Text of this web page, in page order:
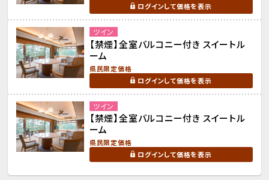
ログインして価格を表示
ツイン
【禁煙】全室バルコニー付き スイートル
ーム
県民限定価格
ログインして価格を表示
ツイン
【禁煙】全室バルコニー付き スイートル
ーム
県民限定価格
ログインして価格を表示